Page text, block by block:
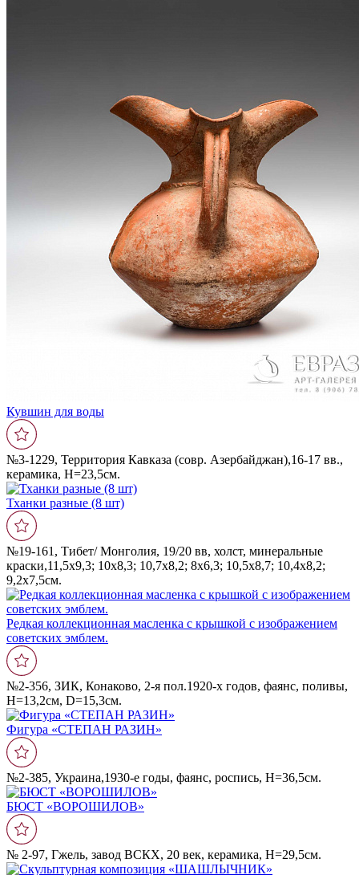
Кувшин для воды
№3-1229, Территория Кавказа (совр. Азербайджан),16-17 вв.,
керамика, Н=23,5см.
Тханки разные (8 шт)
№19-161, Тибет/ Монголия, 19/20 вв, холст, минеральные
краски,11,5х9,3; 10х8,3; 10,7х8,2; 8х6,3; 10,5х8,7; 10,4х8,2;
9,2х7,5см.
Редкая коллекционная масленка с крышкой с изображением
советских эмблем.
№2-356, ЗИК, Конаково, 2-я пол.1920-х годов, фаянс, поливы,
Н=13,2см, D=15,3см.
Фигура «СТЕПАН РАЗИН»
№2-385, Украина,1930-е годы, фаянс, роспись, Н=36,5см.
БЮСТ «ВОРОШИЛОВ»
№ 2-97, Гжель, завод ВСКХ, 20 век, керамика, Н=29,5см.